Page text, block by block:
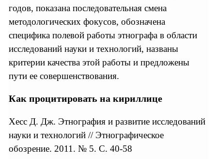
годов, показана последовательная смена
методологических фокусов, обозначена
специфика полевой работы этнографа в области
исследований науки и технологий, названы
критерии качества этой работы и предложены
пути ее совершенствования.
Как процитировать на кириллице
Хесс Д. Дж. Этнография и развитие исследований
науки и технологий // Этнографическое
обозрение. 2011. № 5. С. 40-58